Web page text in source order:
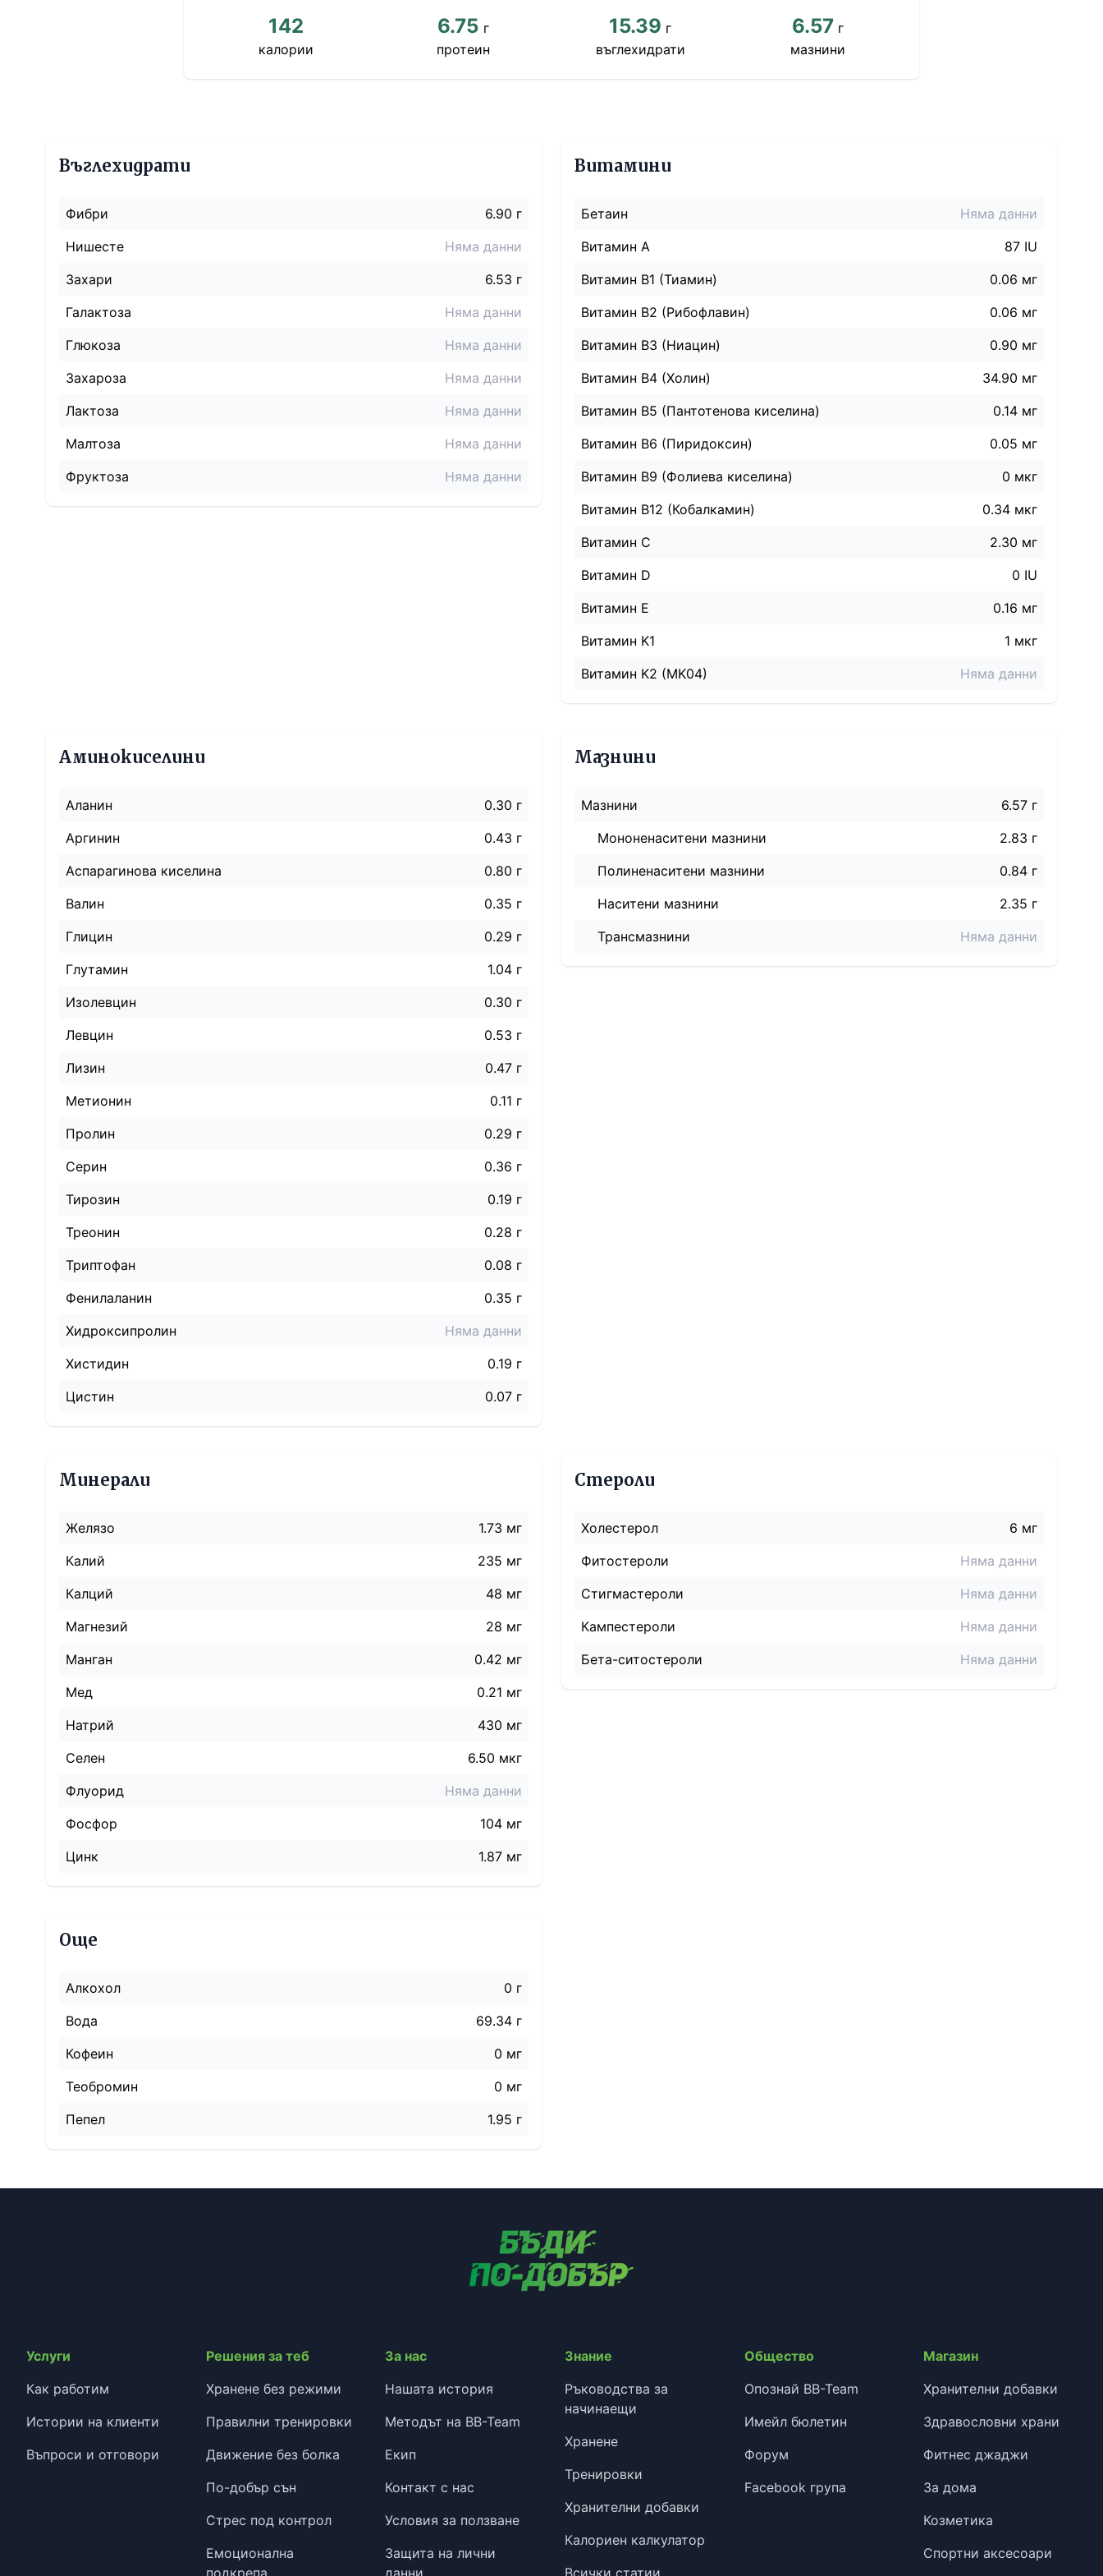
142
калории
6.75 г
протеин
15.39 г
въглехидрати
6.57 г
мазнини
Въглехидрати
Фибри
6.90 г
Нишесте
Няма данни
Захари
6.53 г
Галактоза
Няма данни
Глюкоза
Няма данни
Захароза
Няма данни
Лактоза
Няма данни
Малтоза
Няма данни
Фруктоза
Няма данни
Витамини
Бетаин
Няма данни
Витамин A
87 IU
Витамин B1 (Тиамин)
0.06 мг
Витамин B2 (Рибофлавин)
0.06 мг
Витамин B3 (Ниацин)
0.90 мг
Витамин B4 (Холин)
34.90 мг
Витамин B5 (Пантотенова киселина)
0.14 мг
Витамин B6 (Пиридоксин)
0.05 мг
Витамин B9 (Фолиева киселина)
0 мкг
Витамин B12 (Кобалкамин)
0.34 мкг
Витамин C
2.30 мг
Витамин D
0 IU
Витамин E
0.16 мг
Витамин K1
1 мкг
Витамин K2 (MK04)
Няма данни
Аминокиселини
Аланин
0.30 г
Аргинин
0.43 г
Аспарагинова киселина
0.80 г
Валин
0.35 г
Глицин
0.29 г
Глутамин
1.04 г
Изолевцин
0.30 г
Левцин
0.53 г
Лизин
0.47 г
Метионин
0.11 г
Пролин
0.29 г
Серин
0.36 г
Тирозин
0.19 г
Треонин
0.28 г
Триптофан
0.08 г
Фенилаланин
0.35 г
Хидроксипролин
Няма данни
Хистидин
0.19 г
Цистин
0.07 г
Мазнини
Мазнини
6.57 г
Мононенаситени мазнини
2.83 г
Полиненаситени мазнини
0.84 г
Наситени мазнини
2.35 г
Трансмазнини
Няма данни
Минерали
Желязо
1.73 мг
Калий
235 мг
Калций
48 мг
Магнезий
28 мг
Манган
0.42 мг
Мед
0.21 мг
Натрий
430 мг
Селен
6.50 мкг
Флуорид
Няма данни
Фосфор
104 мг
Цинк
1.87 мг
Стероли
Холестерол 6 мг
Фитостероли
Няма данни
Стигмастероли
Няма данни
Кампестероли
Няма данни
Бета-ситостероли
Няма данни
Още
Алкохол
0 г
Вода
69.34 г
Кофеин
0 мг
Теобромин
0 мг
Пепел
1.95 г
Услуги
Как работим
Истории на клиенти
Въпроси и отговори
Решения за теб
Хранене без режими
Правилни тренировки
Движение без болка
По-добър сън
Стрес под контрол
Емоционална
подкрепа
За нас
Нашата история
Методът на BB-Team
Екип
Контакт с нас
Условия за ползване
Защита на лични
данни
Знание
Ръководства за
начинаещи
Хранене
Тренировки
Хранителни добавки
Калориен калкулатор
Всички статии
Общество
Опознай BB-Team
Имейл бюлетин
Форум
Facebook група
Магазин
Хранителни добавки
Здравословни храни
Фитнес джаджи
За дома
Козметика
Спортни аксесоари